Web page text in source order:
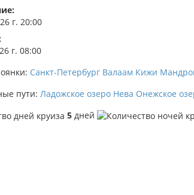
г. 20:00
г. 08:00
Санкт-Петербург Валаам Кижи
пути: Ладожское озеро Нева Онежское
5 дней